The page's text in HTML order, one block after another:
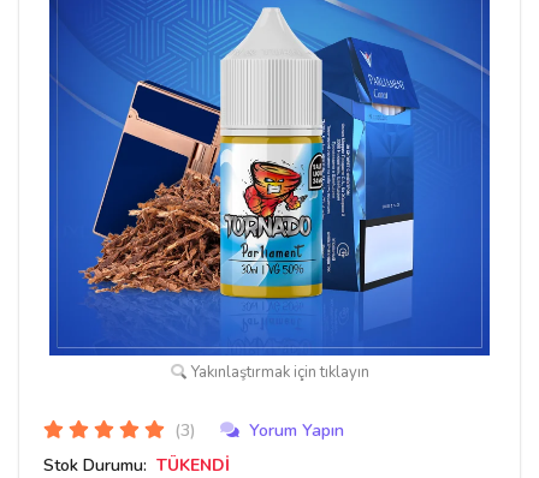
Yakınlaştırmak için tıklayın
(3)
Yorum Yapın
Stok Durumu: TÜKENDİ